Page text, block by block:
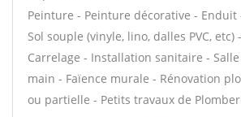
Peinture - Peinture décorative - Enduit
Sol souple (vinyle, lino, dalles PVC, etc)
Carrelage - Installation sanitaire -
main - Faïence murale - Rénovation
ou partielle - Petits travaux de